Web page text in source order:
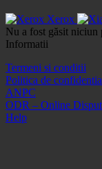
Xerox
Nu a fost găsit niciun
Informatii
Termeni si conditii
Politica de
ANPC
ODR – Online
Help